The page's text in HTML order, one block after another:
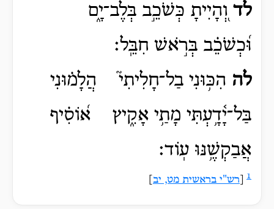
לד וְ֭הָיִיתָ כְּשֹׁכֵ֣ב בְּלֶב־יָ֑ם
וּ֝כְשֹׁכֵ֗ב בְּרֹ֣אשׁ חִבֵּֽל׃
לה הִכּ֥וּנִי בַל־חָלִיתִי֮ הֲלָמ֗וּנִי
בַּל־יָ֫דָ֥עְתִּי מָתַ֥י אָקִ֑יץ א֝וֹסִ֗יף
אֲבַקְשֶׁ֥נּוּ עֽוֹד׃
1 רש"י בראשית מט, יב